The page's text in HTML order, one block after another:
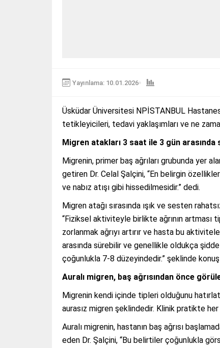
Yayınlama: 10.01.2026
Üsküdar Üniversitesi NPİSTANBUL
tetikleyicileri, tedavi yaklaşımları ve ne
Migren atakları 3 saat ile 3 gün arasında
Migrenin, primer baş ağrıları grubunda yer
getiren Dr. Celal Şalçini, “En belirgin
ve nabız atışı gibi hissedilmesidir.” dedi.
Migren atağı sırasında ışık ve sesten
“Fiziksel aktiviteyle birlikte ağrının artması
zorlanmak ağrıyı artırır ve hasta bu
arasında sürebilir ve genellikle oldukça
çoğunlukla 7-8 düzeyindedir.” şeklinde
Auralı migren, baş ağrısından önce
Migrenin kendi içinde tipleri olduğunu
aurasız migren şeklindedir. Klinik pratikte
Auralı migrenin, hastanın baş ağrısı
eden Dr. Şalçini, “Bu belirtiler çoğunlukla